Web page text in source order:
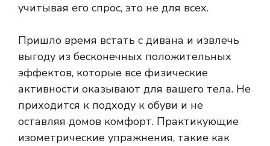
учитывая его спрос, это не для всех.
Пришло время встать с дивана и извлечь
выгоду из бесконечных положительных
эффектов, которые все физические
активности оказывают для вашего тела. Не
приходится к подходу к обуви и не
оставляя домов комфорт. Практикующие
изометрические упражнения, такие как